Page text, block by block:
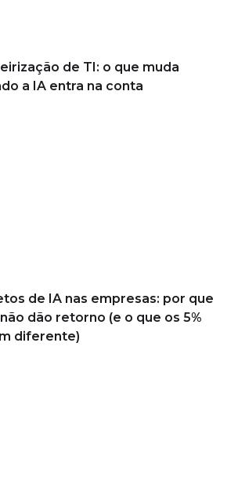
de TI: o que muda
a IA entra na conta
de IA nas empresas: por que
dão retorno (e o que os 5%
diferente)